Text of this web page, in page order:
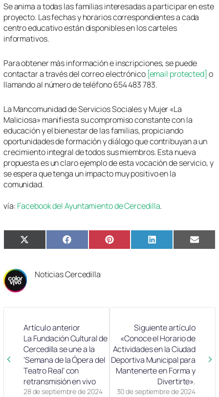
Se anima a todas las familias interesadas a participar en este
proyecto. Las fechas y horarios correspondientes a cada
centro educativo están disponibles en los carteles
informativos.
Para obtener más información e inscripciones, se puede
contactar a través del correo electrónico [email protected] o
llamando al número de teléfono 654 483 783.
La Mancomunidad de Servicios Sociales y Mujer «La
Maliciosa» manifiesta su compromiso constante con la
educación y el bienestar de las familias, propiciando
oportunidades de formación y diálogo que contribuyan a un
crecimiento integral de todos sus miembros. Esta nueva
propuesta es un claro ejemplo de esta vocación de servicio, y
se espera que tenga un impacto muy positivo en la
comunidad.
vía: Facebook del Ayuntamiento de Cercedilla.
Compartir
en
X
(Twitter)
Compartir
en
Facebook Compartir
en
Pinterest Compartir
en
LinkedIn
en
Email
Noticias Cercedilla
Artículo anterior
28 de septiembre de 2024
La Fundación Cultural de
Cercedilla se une a la
‘Semana de la Ópera del
Teatro Real’ con
retransmisión en vivo
Siguiente artículo
30 de septiembre de 2024
«Conoce el Horario de
Actividades en la Ciudad
Deportiva Municipal para
Mantenerte en Forma y
Divertirte».